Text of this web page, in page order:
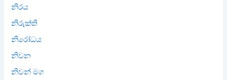
නිරය
නිරුක්ති
නිරෝධය
නිවන
නිවන් මග